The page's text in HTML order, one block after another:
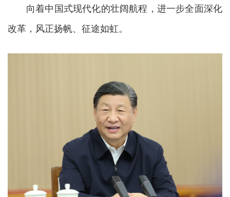
向着中国式现代化的壮阔航程，进一步全面深化
改革，风正扬帆、征途如虹。